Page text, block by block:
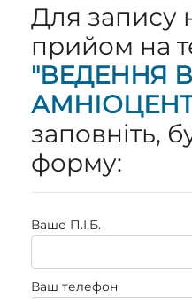
Для запису
прийом на
"ВЕДЕННЯ
заповніть,
форму:
Ваше П.I.Б.
Ваш телефон